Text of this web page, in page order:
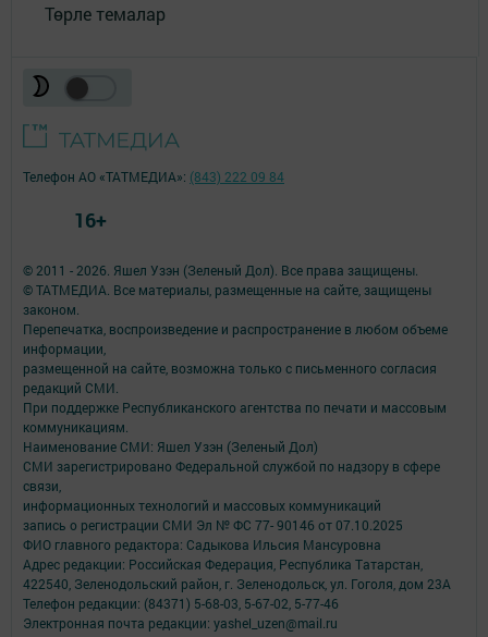
Төрле темалар
© 2011 - 2026. Яшел Узэн (Зеленый Дол). Все права защищены.
© ТАТМЕДИА. Все материалы, размещенные на сайте, защищены
законом.
Перепечатка, воспроизведение и распространение в любом объеме
информации,
размещенной на сайте, возможна только с письменного согласия
редакций СМИ.
При поддержке Республиканского агентства по печати и массовым
коммуникациям.
Наименование СМИ: Яшел Узэн (Зеленый Дол)
СМИ зарегистрировано Федеральной службой по надзору в сфере
связи,
информационных технологий и массовых коммуникаций
запись о регистрации СМИ Эл № ФС 77- 90146 от 07.10.2025
ФИО главного редактора: Садыкова Ильсия Мансуровна
Адрес редакции: Российская Федерация, Республика Татарстан,
422540, Зеленодольский район, г. Зеленодольск, ул. Гоголя, дом 23А
Телефон редакции: (84371) 5-68-03, 5-67-02, 5-77-46
Электронная почта редакции: yashel_uzen@mail.ru
Телефон АО «ТАТМЕДИА»: (843) 222 09 84
16+